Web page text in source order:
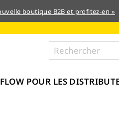
boutique B2B et profitez-en »
POUR LES